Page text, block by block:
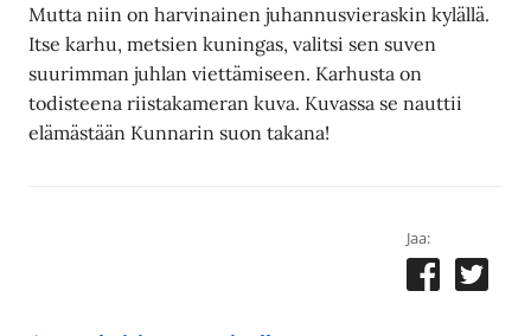
Mutta niin on harvinainen juhannusvieraskin kylällä.
Itse karhu, metsien kuningas, valitsi sen suven
suurimman juhlan viettämiseen. Karhusta on
todisteena riistakameran kuva. Kuvassa se nauttii
elämästään Kunnarin suon takana!
Jaa: